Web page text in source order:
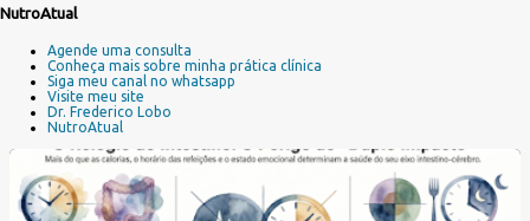
g
NutroAtual
Agende uma consulta
Conheça mais sobre minha prática clínica
Siga meu canal no whatsapp
Visite meu site
Dr. Frederico Lobo
NutroAtual